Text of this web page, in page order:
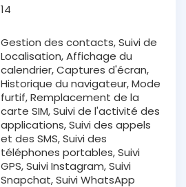
14
Gestion des contacts, Suivi de
Localisation, Affichage du
calendrier, Captures d'écran,
Historique du navigateur, Mode
furtif, Remplacement de la
carte SIM, Suivi de l'activité des
applications, Suivi des appels
et des SMS, Suivi des
téléphones portables, Suivi
GPS, Suivi Instagram, Suivi
Snapchat, Suivi WhatsApp